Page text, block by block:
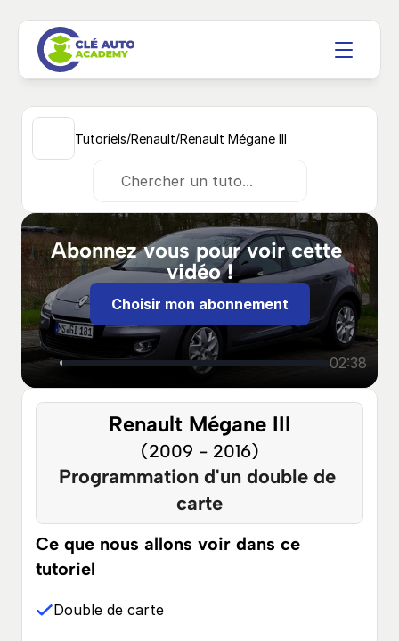
Tutoriels/Renault/Renault Mégane III
Chercher un tuto...
Choisir mon abonnement
Abonnez vous pour voir cette
vidéo !
02:38
Renault Mégane III
(2009 - 2016)
Programmation d'un double de
carte
Ce que nous allons voir dans ce
tutoriel
Double de carte